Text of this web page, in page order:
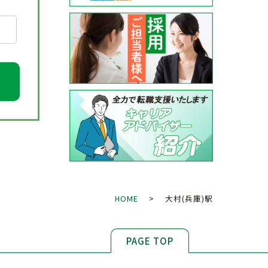
HOME > 大村(兵庫)駅
PAGE TOP